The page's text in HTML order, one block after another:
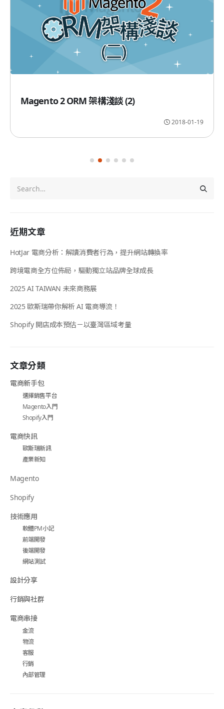
2018-01-19
Magento 2 ORM 架構淺談 (2)
近期文章
HotJar 電商分析：解讀消費者行為，提升網站轉換率
跨境電商全方位佈局，驅動獨立站品牌全球成長
2025 AI TAIWAN 未來商務展
2025 歐斯瑞帶你解析 AI 電商導流！
Shopify 開店成本預估－以臺灣區域考量
文章分類
電商新手包
選擇銷售平台
Magento入門
Shopify入門
電商快訊
歐斯瑞新訊
產業新知
Magento
Shopify
技術應用
軟體PM小記
前端開發
後端開發
網站測試
設計分享
行銷與社群
電商串接
金流
物流
客服
行銷
內部管理